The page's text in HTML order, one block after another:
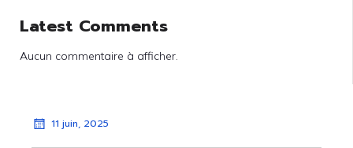
Latest Comments
Aucun commentaire à afficher.
11 juin, 2025